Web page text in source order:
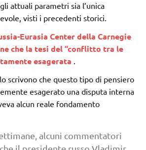
attuali parametri sia l’unica
visti i precedenti storici.
Eurasia Center della Carnegie
che la tesi del “conflitto tra le
esagerata .
scrivono che questo tipo di pensiero
esagerato una disputa interna
alcun reale fondamento
alcuni commentatori